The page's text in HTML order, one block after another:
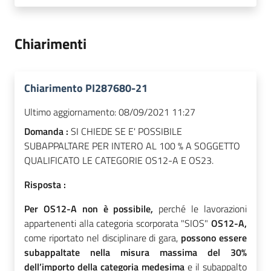
Chiarimenti
Chiarimento PI287680-21
Ultimo aggiornamento:08/09/2021 11:27
Domanda : SI CHIEDE SE E' POSSIBILE
SUBAPPALTARE PER INTERO AL 100 % A SOGGETTO
QUALIFICATO LE CATEGORIE OS12-A E OS23.
Risposta :
Per OS12-A non è possibile, perché le lavorazioni
appartenenti alla categoria scorporata "SIOS" OS12-A,
come riportato nel disciplinare di gara, possono essere
subappaltate nella misura massima del 30%
dell’importo della categoria medesima e il subappalto